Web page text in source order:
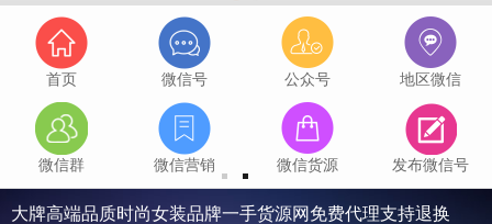
首页 微信号 公众号 地区微信
微信群 微信营销 微信货源 发布微信号
大牌高端品质时尚女装品牌一手货源网免费代理支持退换